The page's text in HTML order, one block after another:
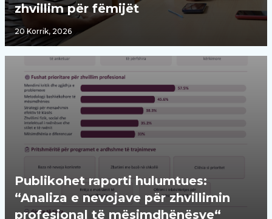
zhvillim për fëmijët
20 Korrik, 2026
Publikohet raporti hulumtues:
“Analiza e nevojave për zhvillimin
profesional të mësimdhënësve“